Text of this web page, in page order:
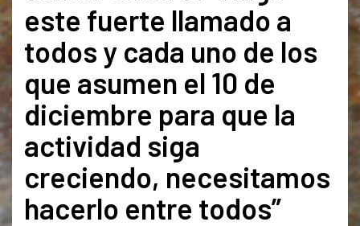
este fuerte llamado a
todos y cada uno de los
que asumen el 10 de
diciembre para que la
actividad siga
creciendo, necesitamos
hacerlo entre todos”